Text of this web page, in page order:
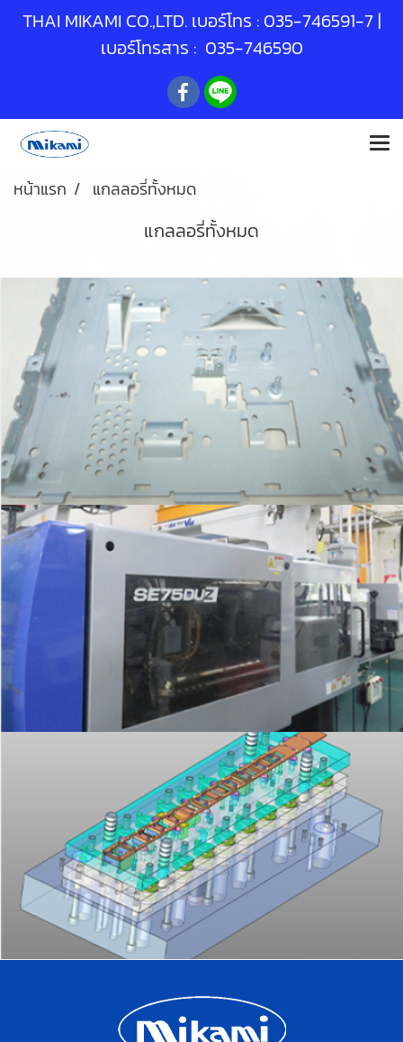
THAI MIKAMI CO.,LTD. เบอร์โทร : 035-746591-7 |
เบอร์โทรสาร : 035-746590
หน้าแรก แกลลอรี่ทั้งหมด
แกลลอรี่ทั้งหมด